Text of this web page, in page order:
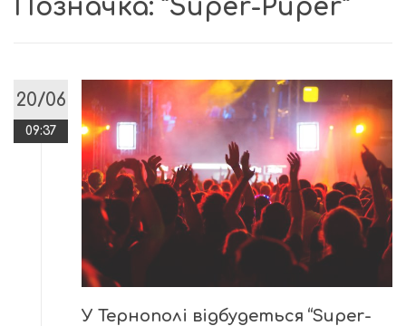
Позначка: “Super-Puper”
20/06
09:37
У Тернополі відбудеться “Super-